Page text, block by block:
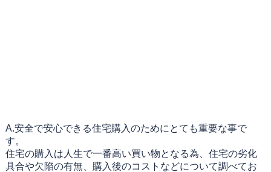
A.安全で安心できる住宅購入のためにとても重要な事で
す。
住宅の購入は人生で一番高い買い物となる為、住宅の劣化
具合や欠陥の有無、購入後のコストなどについて調べてお